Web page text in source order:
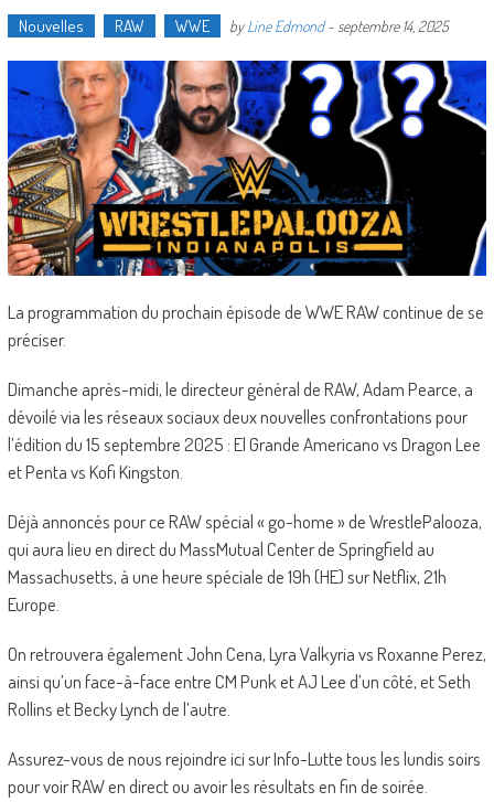
Nouvelles RAW WWE byLine Edmond- septembre 14, 2025
La programmation du prochain épisode de WWE RAW continue de se
préciser.
Dimanche après-midi, le directeur général de RAW, Adam Pearce, a
dévoilé via les réseaux sociaux deux nouvelles confrontations pour
l’édition du 15 septembre 2025 : El Grande Americano vs Dragon Lee
et Penta vs Kofi Kingston.
Déjà annoncés pour ce RAW spécial « go-home » de WrestlePalooza,
qui aura lieu en direct du MassMutual Center de Springfield au
Massachusetts, à une heure spéciale de 19h (HE) sur Netflix, 21h
Europe.
On retrouvera également John Cena, Lyra Valkyria vs Roxanne Perez,
ainsi qu’un face-à-face entre CM Punk et AJ Lee d’un côté, et Seth
Rollins et Becky Lynch de l’autre.
Assurez-vous de nous rejoindre ici sur Info-Lutte tous les lundis soirs
pour voir RAW en direct ou avoir les résultats en fin de soirée.